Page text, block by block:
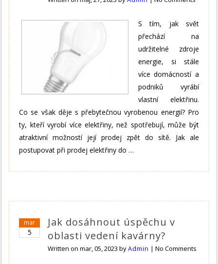
S tím, jak svět
přechází na
udržitelné zdroje
energie, si stále
více domácností a
podniků vyrábí
vlastní elektřinu.
Co se však děje s přebytečnou vyrobenou energií? Pro
ty, kteří vyrobí více elektřiny, než spotřebují, může být
atraktivní možností její prodej zpět do sítě. Jak ale
postupovat při prodej elektřiny do …
mar
5
Jak dosáhnout úspěchu v
oblasti vedení kavárny?
Written onmar, 05, 2023 byAdmin |No Comments